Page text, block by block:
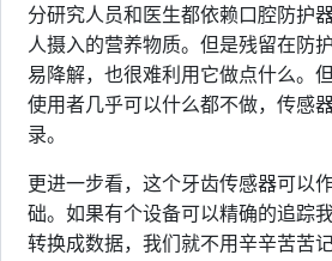
分研究人员和医生都依赖口腔防护
人摄入的营养物质。但是残留在防
易降解，也很难利用它做点什么。
使用者几乎可以什么都不做，传感
录。
更进一步看，这个牙齿传感器可以
础。如果有个设备可以精确的追踪
转换成数据，我们就不用辛辛苦苦